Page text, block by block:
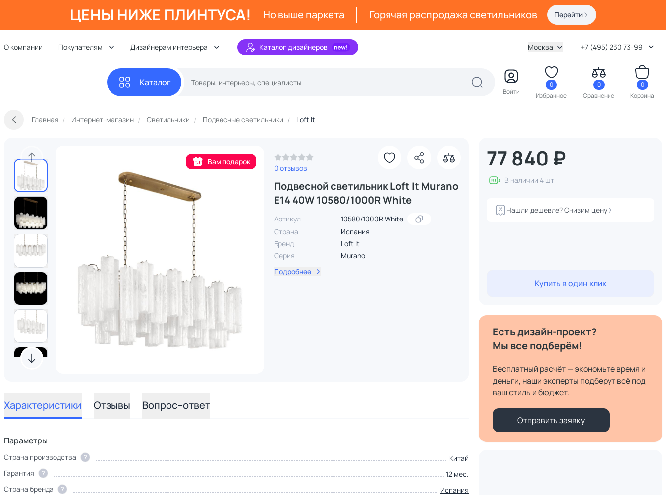
ЦЕНЫ НИЖЕ ПЛИНТУСА! Но выше паркета Горячая распродажа светильников Перейти
О компании Покупателям Дизайнерам интерьера Каталог дизайнеров Москва +7 (495) 230 73-99
Каталог
Войти
0
Избранное
0
Сравнение
0
Корзина
Главная Интернет-магазин Светильники Подвесные светильники Loft It
Вам подарок
0 отзывов
Подвесной светильник Loft It Murano
E14 40W 10580/1000R White
Артикул
10580/1000R White
Страна
Испания
Бренд
Loft It
Серия
Murano
Подробнее
Характеристики Отзывы Вопрос–ответ
Параметры
Страна производства ?
Китай
Гарантия
?
12 мес.
Страна бренда
?
Испания
77 840 ₽
В наличии 4 шт.
Нашли дешевле? Снизим цену
Купить в один клик
Есть дизайн-проект?
Мы все подберём!
Бесплатный расчёт — экономьте время и
деньги, наши эксперты подберут всё под
ваш стиль и бюджет.
Отправить заявку